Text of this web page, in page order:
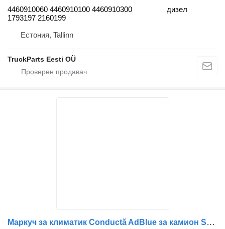
4460910060 4460910100 4460910300
1793197 2160199
дизел
Естония, Tallinn
TruckParts Eesti OÜ
Маркуч за климатик Conductă AdBlue за камион Scania 2222110/2143905